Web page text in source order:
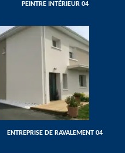
PEINTRE INTÉRIEUR 04
ENTREPRISE DE RAVALEMENT 04